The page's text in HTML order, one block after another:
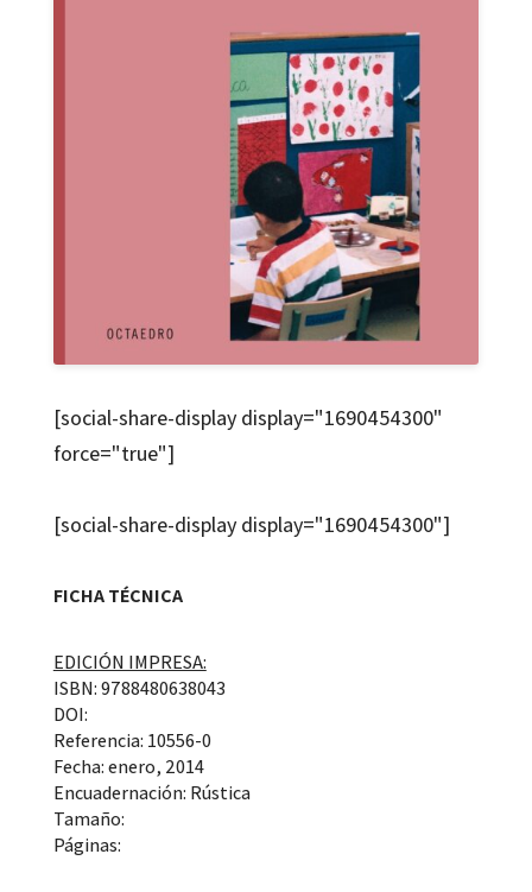
[social-share-display display="1690454300"
force="true"]
[social-share-display display="1690454300"]
FICHA TÉCNICA
EDICIÓN IMPRESA:
ISBN: 9788480638043
DOI:
Referencia: 10556-0
Fecha: enero, 2014
Encuadernación: Rústica
Tamaño:
Páginas: